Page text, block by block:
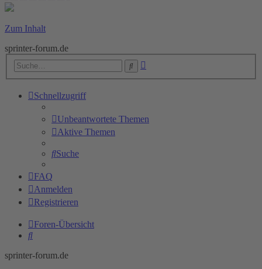
Zum Inhalt
sprinter-forum.de
Suche
Schnellzugriff
Unbeantwortete Themen
Aktive Themen
Suche
FAQ
Anmelden
Registrieren
Foren-Übersicht
Suche
sprinter-forum.de